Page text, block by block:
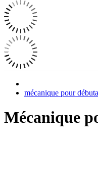
mécanique pour
Mécanique